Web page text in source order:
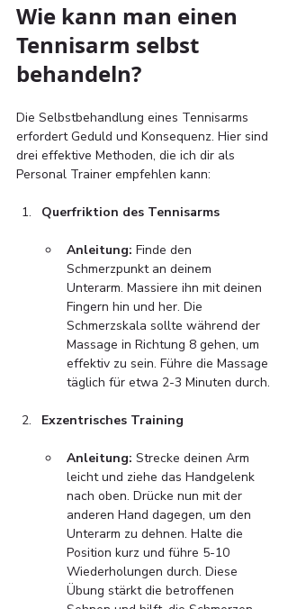
Wie kann man einen
Tennisarm selbst
behandeln?
Die Selbstbehandlung eines Tennisarms
erfordert Geduld und Konsequenz. Hier sind
drei effektive Methoden, die ich dir als
Personal Trainer empfehlen kann:
Querfriktion des Tennisarms
Anleitung: Finde den
Schmerzpunkt an deinem
Unterarm. Massiere ihn mit deinen
Fingern hin und her. Die
Schmerzskala sollte während der
Massage in Richtung 8 gehen, um
effektiv zu sein. Führe die Massage
täglich für etwa 2-3 Minuten durch.
Exzentrisches Training
Anleitung: Strecke deinen Arm
leicht und ziehe das Handgelenk
nach oben. Drücke nun mit der
anderen Hand dagegen, um den
Unterarm zu dehnen. Halte die
Position kurz und führe 5-10
Wiederholungen durch. Diese
Übung stärkt die betroffenen